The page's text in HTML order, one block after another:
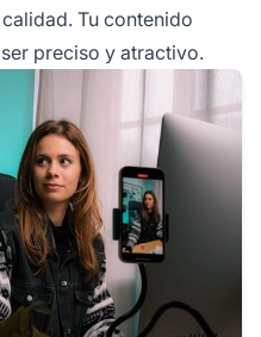
Tu contenido
preciso y atractivo.